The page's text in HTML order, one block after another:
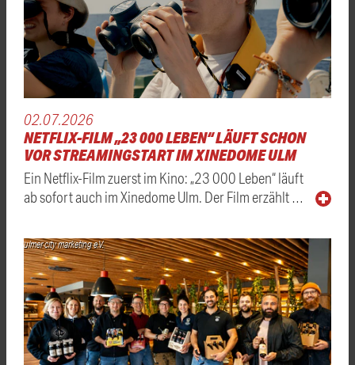
02.07.2026
NETFLIX-FILM „23 000 LEBEN“ LÄUFT SCHON
VOR STREAMINGSTART IM XINEDOME ULM
Ein Netflix-Film zuerst im Kino: „23 000 Leben“ läuft
ab sofort auch im Xinedome Ulm. Der Film erzählt …
ulmer city marketing e.V.